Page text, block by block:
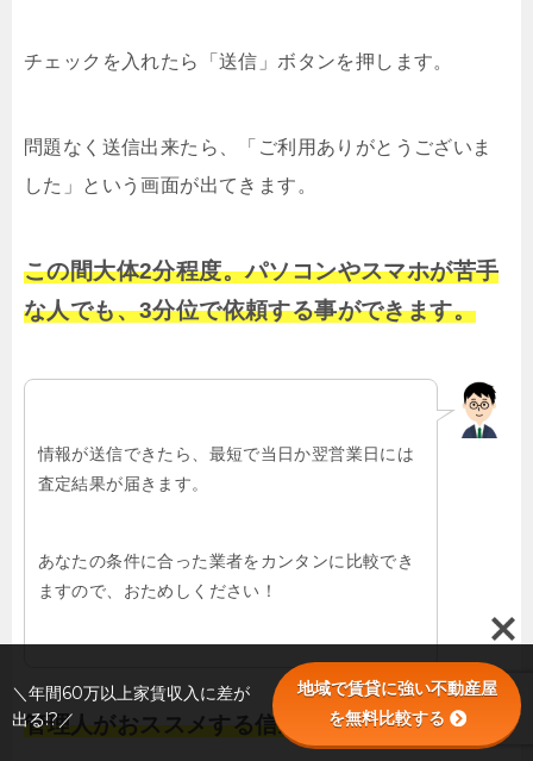
チェックを入れたら「送信」ボタンを押します。
問題なく送信出来たら、「ご利用ありがとうございま
した」という画面が出てきます。
この間大体2分程度。パソコンやスマホが苦手
な人でも、3分位で依頼する事ができます。
情報が送信できたら、最短で当日か翌営業日には
査定結果が届きます。
あなたの条件に合った業者をカンタンに比較でき
ますので、おためしください！
管理人がおススメする信頼できる業者を探せる
＼年間60万以上家賃収入に差が
出る!?／
地域で賃貸に強い不動産屋
を無料比較する